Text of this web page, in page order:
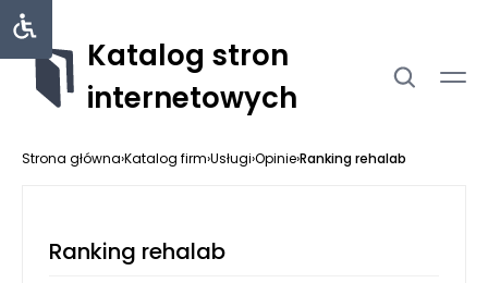
Katalog stron
internetowych
Strona główna›Katalog firm›Usługi›Opinie›Ranking rehalab
Ranking rehalab